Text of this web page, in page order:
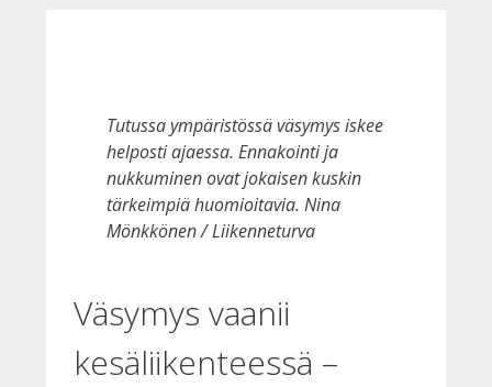
Tutussa ympäristössä väsymys iskee
helposti ajaessa. Ennakointi ja
nukkuminen ovat jokaisen kuskin
tärkeimpiä huomioitavia. Nina
Mönkkönen / Liikenneturva
Väsymys vaanii
kesäliikenteessä –